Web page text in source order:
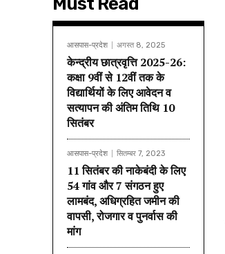
आसपास-प्रदेश अगस्त 8, 2025
केन्द्रीय छात्रवृत्ति 2025-26:
कक्षा 9वीं से 12वीं तक के
विद्यार्थियों के लिए आवेदन व
सत्यापन की अंतिम तिथि 10
सितंबर
आसपास-प्रदेश सितम्बर 7, 2023
11 सितंबर की नाकेबंदी के लिए
54 गांव और 7 संगठन हुए
लामबंद, अधिग्रहित जमीन की
वापसी, रोजगार व पुनर्वास की
मांग